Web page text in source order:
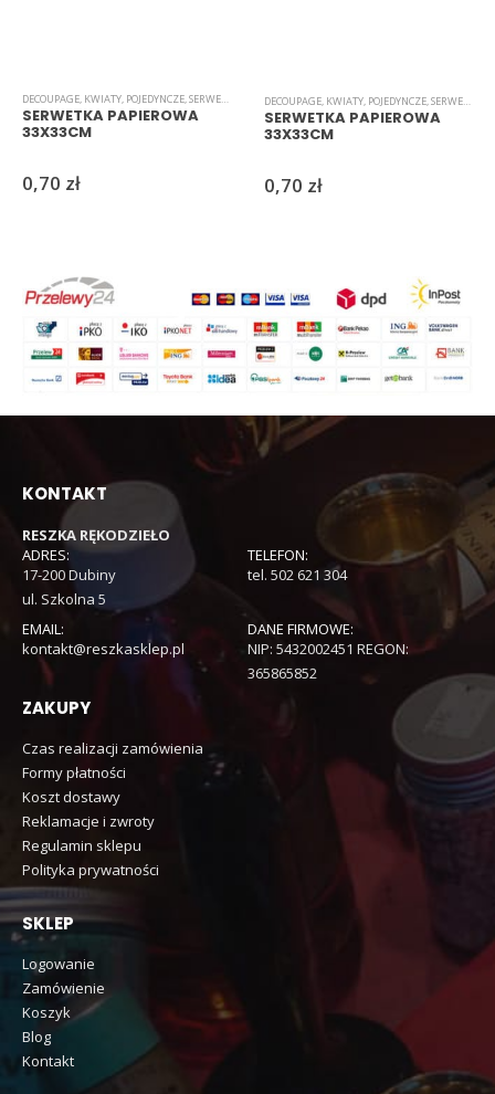
DECOUPAGE, KWIATY, POJEDYNCZE,SERWETKI
SERWETKA PAPIEROWA
33X33CM
0,70 zł
DECOUPAGE, KWIATY, POJEDYNCZE,SERWETKI
SERWETKA PAPIEROWA
33X33CM
0,70 zł
KONTAKT
RESZKA RĘKODZIEŁO
ADRES:
17-200 Dubiny
ul. Szkolna 5
TELEFON:
tel. 502 621 304
EMAIL:
kontakt@reszkasklep.pl
DANE FIRMOWE:
NIP: 5432002451 REGON:
365865852
ZAKUPY
Czas realizacji zamówienia
Formy płatności
Koszt dostawy
Reklamacje i zwroty
Regulamin sklepu
Polityka prywatności
SKLEP
Logowanie
Zamówienie
Koszyk
Blog
Kontakt